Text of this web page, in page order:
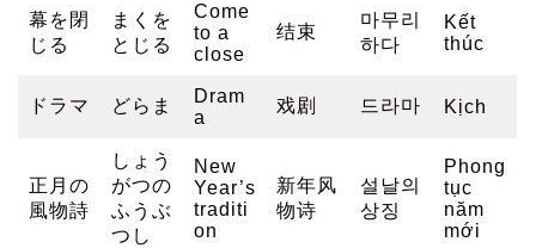
幕を閉
じる
まくを
とじる
Come
to a
close
结束
마무리
하다
Kết
thúc
ドラマ どらま
Dram
a
戏剧 드라마 Kịch
正月の
風物詩
しょう
がつの
ふうぶ
つし
New
Year’s
traditi
on
新年风
物诗
설날의
상징
Phong
tục
năm
mới